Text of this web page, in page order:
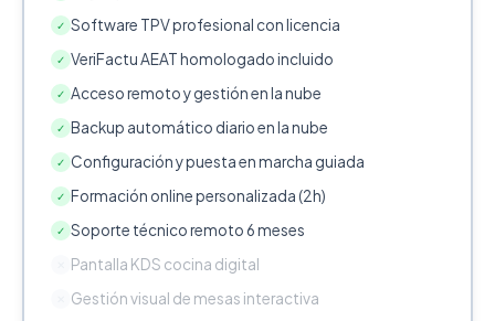
✓ Software TPV profesional con licencia
✓ VeriFactu AEAT homologado incluido
✓ Acceso remoto y gestión en la nube
✓ Backup automático diario en la nube
✓ Configuración y puesta en marcha guiada
✓ Formación online personalizada (2h)
✓ Soporte técnico remoto 6 meses
Pantalla KDS cocina digital
Gestión visual de mesas interactiva